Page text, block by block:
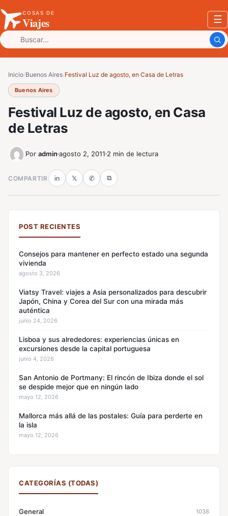
COSAS DE
Viajes ☰
Buscar:
Inicio/Buenos Aires/Festival Luz de agosto, en Casa de Letras
Buenos Aires
Festival Luz de agosto, en Casa
de Letras
Por admin agosto 2, 2011 2 min de lectura
COMPARTIR in 𝕏 ✆ ⧉
POST RECIENTES
Consejos para mantener en perfecto estado una segunda
vivienda
agosto 3, 2026
Viatsy Travel: viajes a Asia personalizados para descubrir
Japón, China y Corea del Sur con una mirada más
auténtica
junio 24, 2026
Lisboa y sus alrededores: experiencias únicas en
excursiones desde la capital portuguesa
junio 4, 2026
San Antonio de Portmany: El rincón de Ibiza donde el sol
se despide mejor que en ningún lado
mayo 12, 2026
Mallorca más allá de las postales: Guía para perderte en
la isla
mayo 12, 2026
CATEGORÍAS (TODAS)
General 1038